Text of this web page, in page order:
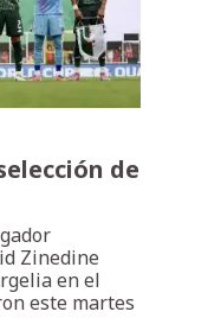
de
Zinedine
en el
este martes